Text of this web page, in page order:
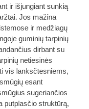
ir išjungiant sunkią
Jos mažina
ir medžiagų
guminių tarpinių
dirbant su
netiesinės
vis lanksčtesniems,
esant
sugeriančios
putplasčio struktūrą,